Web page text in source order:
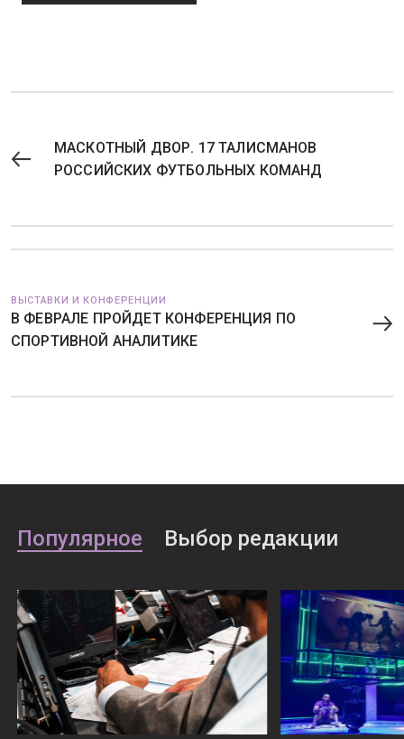
МАСКОТНЫЙ ДВОР. 17 ТАЛИСМАНОВ
РОССИЙСКИХ ФУТБОЛЬНЫХ КОМАНД
ВЫСТАВКИ И КОНФЕРЕНЦИИ
В ФЕВРАЛЕ ПРОЙДЕТ КОНФЕРЕНЦИЯ ПО
СПОРТИВНОЙ АНАЛИТИКЕ
Популярное Выбор редакции